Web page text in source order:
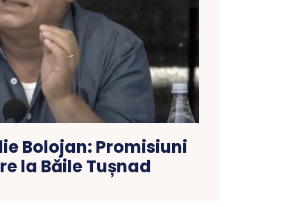
Bolojan: Promisiuni
la Băile Tușnad